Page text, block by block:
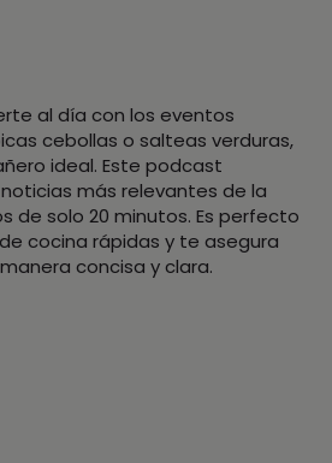
al día con los eventos
cebollas o salteas verduras,
ideal. Este podcast
más relevantes de la
de solo 20 minutos. Es perfecto
cocina rápidas y te asegura
concisa y clara.